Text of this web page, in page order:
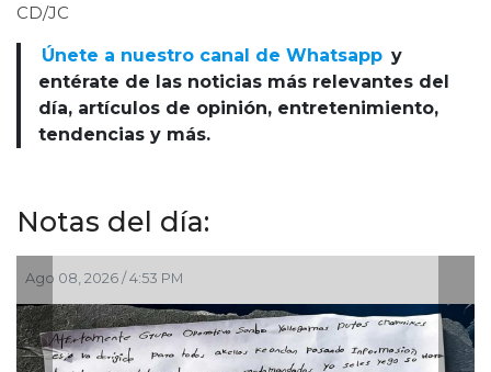
CD/JC
Únete a nuestro canal de Whatsapp y
entérate de las noticias más relevantes del
día, artículos de opinión, entretenimiento,
tendencias y más.
Notas del día: